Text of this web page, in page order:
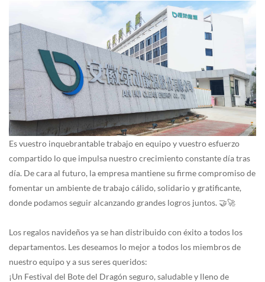
Es vuestro inquebrantable trabajo en equipo y vuestro esfuerzo
compartido lo que impulsa nuestro crecimiento constante día tras
día. De cara al futuro, la empresa mantiene su firme compromiso de
fomentar un ambiente de trabajo cálido, solidario y gratificante,
donde podamos seguir alcanzando grandes logros juntos. 🤝🚀
Los regalos navideños ya se han distribuido con éxito a todos los
departamentos. Les deseamos lo mejor a todos los miembros de
nuestro equipo y a sus seres queridos:
¡Un Festival del Bote del Dragón seguro, saludable y lleno de